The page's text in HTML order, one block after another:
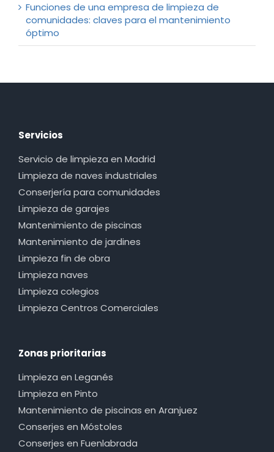
Funciones de una empresa de limpieza de
comunidades: claves para el mantenimiento
óptimo
Servicios
Servicio de limpieza en Madrid
Limpieza de naves industriales
Conserjería para comunidades
Limpieza de garajes
Mantenimiento de piscinas
Mantenimiento de jardines
Limpieza fin de obra
Limpieza naves
Limpieza colegios
Limpieza Centros Comerciales
Zonas prioritarias
Limpieza en Leganés
Limpieza en Pinto
Mantenimiento de piscinas en Aranjuez
Conserjes en Móstoles
Conserjes en Fuenlabrada